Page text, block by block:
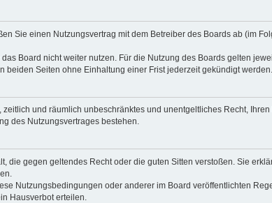
Sie einen Nutzungsvertrag mit dem Betreiber des Boards ab (im
Board nicht weiter nutzen. Für die Nutzung des Boards gelten
beiden Seiten ohne Einhaltung einer Frist jederzeit gekündigt werden.
und räumlich unbeschränktes und unentgeltliches Recht,
des Nutzungsvertrages bestehen.
die gegen geltendes Recht oder die guten Sitten verstoßen. Sie
Nutzungsbedingungen oder anderer im Board veröffentlichten
Hausverbot erteilen.